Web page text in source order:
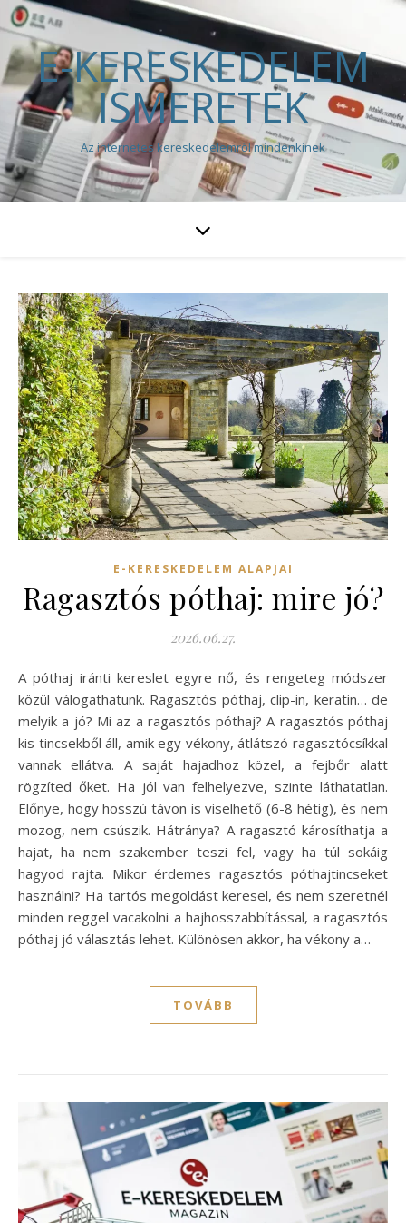
E-KERESKEDELEM
ISMERETEK
Az internetes kereskedelemről mindenkinek
E-KERESKEDELEM ALAPJAI
Ragasztós póthaj: mire jó?
2026.06.27.
A póthaj iránti kereslet egyre nő, és rengeteg módszer
közül válogathatunk. Ragasztós póthaj, clip-in, keratin… de
melyik a jó? Mi az a ragasztós póthaj? A ragasztós póthaj
kis tincsekből áll, amik egy vékony, átlátszó ragasztócsíkkal
vannak ellátva. A saját hajadhoz közel, a fejbőr alatt
rögzíted őket. Ha jól van felhelyezve, szinte láthatatlan.
Előnye, hogy hosszú távon is viselhető (6-8 hétig), és nem
mozog, nem csúszik. Hátránya? A ragasztó károsíthatja a
hajat, ha nem szakember teszi fel, vagy ha túl sokáig
hagyod rajta. Mikor érdemes ragasztós póthajtincseket
használni? Ha tartós megoldást keresel, és nem szeretnél
minden reggel vacakolni a hajhosszabbítással, a ragasztós
póthaj jó választás lehet. Különösen akkor, ha vékony a…
TOVÁBB